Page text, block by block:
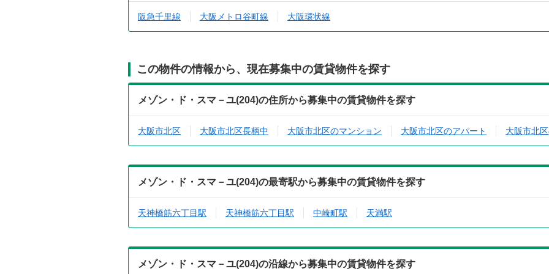
阪急千里線 大阪メトロ谷町線 大阪環状線
この物件の情報から、現在募集中の賃貸物件を探す
メゾン・ド・スマ－ユ(204)の住所から募集中の賃貸物件を探す
大阪市北区 大阪市北区長柄中 大阪市北区のマンション 大阪市北区のアパート 大阪市北
メゾン・ド・スマ－ユ(204)の最寄駅から募集中の賃貸物件を探す
天神橋筋六丁目駅 天神橋筋六丁目駅 中崎町駅 天満駅
メゾン・ド・スマ－ユ(204)の沿線から募集中の賃貸物件を探す